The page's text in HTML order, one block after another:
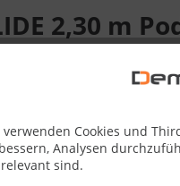
verwenden Cookies und
Analysen
sind.
2,30 m